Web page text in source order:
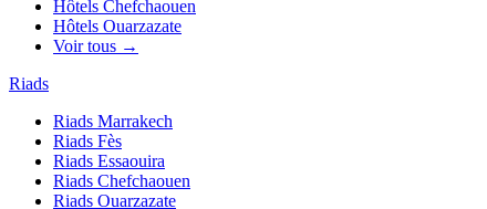
Hôtels Chefchaouen
Hôtels Ouarzazate
Voir tous →
Riads
Riads Marrakech
Riads Fès
Riads Essaouira
Riads Chefchaouen
Riads Ouarzazate